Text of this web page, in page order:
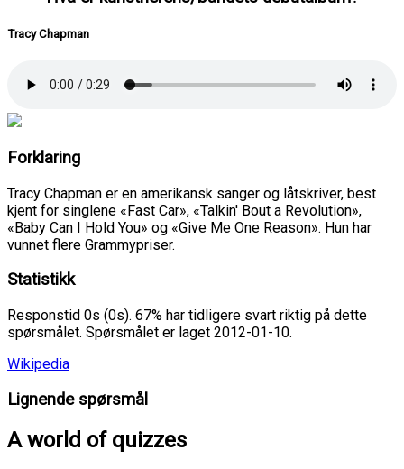
Tracy Chapman
Forklaring
Tracy Chapman er en amerikansk sanger og låtskriver, best
kjent for singlene «Fast Car», «Talkin' Bout a Revolution»,
«Baby Can I Hold You» og «Give Me One Reason». Hun har
vunnet flere Grammypriser.
Statistikk
Responstid 0s (0s). 67% har tidligere svart riktig på dette
spørsmålet. Spørsmålet er laget 2012-01-10.
Wikipedia
Lignende spørsmål
A world of quizzes